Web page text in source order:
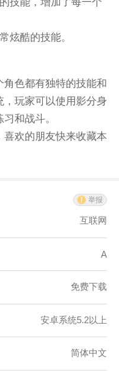
炫酷的技能。
色都有独特的技能和
玩家可以使用影分身
和战斗。
欢的朋友快来收藏本
举报
互联网
A
免费下载
安卓系统5.2以上
简体中文